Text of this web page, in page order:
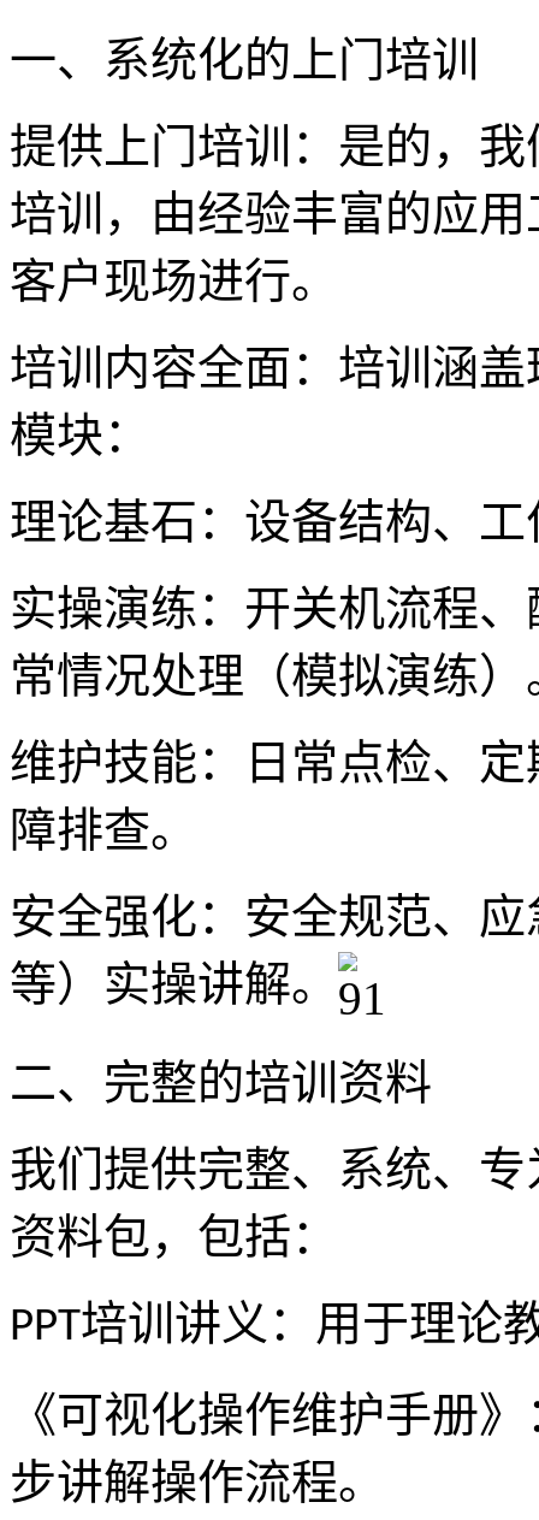
一、系统化的上门培训
提供上门培训：是的，
培训，由经验丰富的应
客户现场进行。
培训内容全面：培训涵
模块：
理论基石：设备结构、
实操演练：开关机流程
常情况处理（模拟演练）
维护技能：日常点检、
障排查。
安全强化：安全规范、
等）实操讲解。
二、完整的培训资料
我们提供完整、系统、
资料包，包括：
PPT培训讲义：用于理论
《可视化操作维护手册
步讲解操作流程。